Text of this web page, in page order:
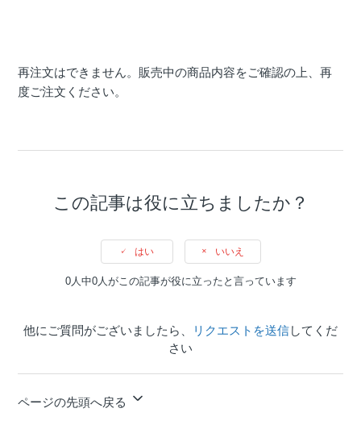
再注文はできません。販売中の商品内容をご確認の上、再
度ご注文ください。
この記事は役に立ちましたか？
はい いいえ
0人中0人がこの記事が役に立ったと言っています
他にご質問がございましたら、 リクエストを送信してくだ
さい
ページの先頭へ戻る